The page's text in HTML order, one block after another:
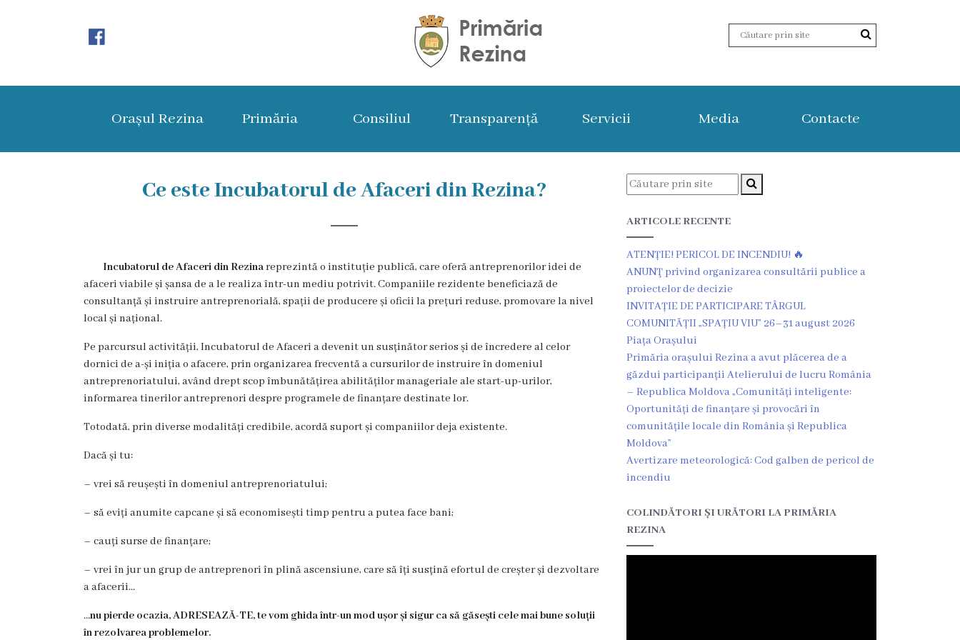
Rezina
orașului
audiență
Primarul
Competențele
primarului
Orașul Rezina Primăria Consiliul Transparență Servicii Media Contacte
Ce este Incubatorul de Afaceri din Rezina?
Incubatorul de Afaceri din Rezinareprezintă o instituție publică, care oferă antreprenorilor idei de
afaceri viabile și șansa de a le realiza într-un mediu potrivit. Companiile rezidente beneficiază de
consultanță și instruire antreprenorială, spații de producere și oficii la prețuri reduse, promovare la nivel
local și național.
Pe parcursul activității, Incubatorul de Afaceri a devenit un susținător serios și de încredere al celor
dornici de a-și iniția o afacere, prin organizarea frecventă a cursurilor de instruire în domeniul
antreprenoriatului, având drept scop îmbunătățirea abilităților manageriale ale start-up-urilor,
informarea tinerilor antreprenori despre programele de finanțare destinate lor.
Totodată, prin diverse modalități credibile, acordă suport și companiilor deja existente.
Dacă și tu:
– vrei să reușești în domeniul antreprenoriatului;
– să eviți anumite capcane și să economisești timp pentru a putea face bani;
– cauți surse de finanțare;
– vrei în jur un grup de antreprenori în plină ascensiune, care să îți susțină efortul de creșter și dezvoltare
a afacerii…
…nu pierde ocazia, ADRESEAZĂ-TE, te vom ghida într-un mod ușor și sigur ca să găsești cele mai bune soluții
în rezolvarea problemelor.
ARTICOLE RECENTE
ATENȚIE! PERICOL DE INCENDIU! 🔥
ANUNŢ privind organizarea consultării publice a
proiectelor de decizie
INVITAȚIE DE PARTICIPARE TÂRGUL
COMUNITĂȚII „SPAȚIU VIU” 26–31 august 2026
Piața Orașului
Primăria orașului Rezina a avut plăcerea de a
găzdui participanții Atelierului de lucru România
– Republica Moldova „Comunități inteligente:
Oportunități de finanțare și provocări în
comunitățile locale din România și Republica
Moldova”
Avertizare meteorologică: Cod galben de pericol de
incendiu
COLINDĂTORI ȘI URĂTORI LA PRIMĂRIA
REZINA